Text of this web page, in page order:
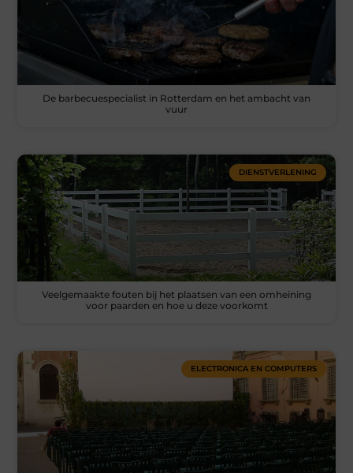
De barbecuespecialist in Rotterdam en het ambacht van
vuur
DIENSTVERLENING
Veelgemaakte fouten bij het plaatsen van een omheining
voor paarden en hoe u deze voorkomt
ELECTRONICA EN COMPUTERS